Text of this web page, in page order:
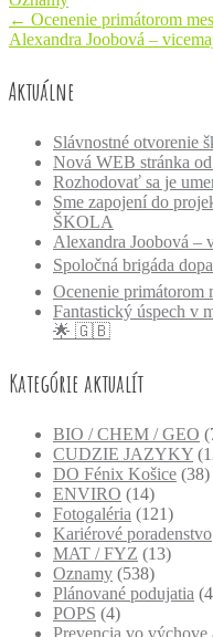
Post
navigation
← Ocenenie primátorom
Alexandra Joobová –
Aktuálne
Slávnostné otvorenie
Nová WEB stránka
Rozhodovať sa je
Sme zapojení do
ŠKOLA
Alexandra Joobová –
Spoločná brigáda
Ocenenie primátorom
Fantastický úspech v
🌟 🇬🇧
Kategórie aktualít
BIO / CHEM / GEO
CUDZIE JAZYKY
DO Fénix Košice (38)
ENVIRO (14)
Fotogaléria (121)
Kariérové poradenstvo
MAT / FYZ (13)
Oznamy (538)
Plánované podujatia
POPS (4)